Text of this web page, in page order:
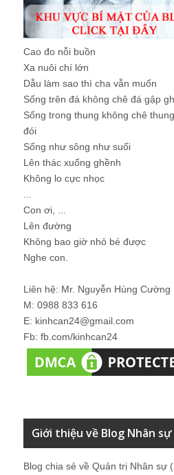
Cao đo nỗi buồn
Xa nuôi chí lớn
Dẫu làm sao thì cha vẫn muốn
Sống trên đá không chê đá gập
Sống trong thung không chê
đói
Sống như sông như suối
Lên thác xuống ghềnh
Không lo cực nhọc
Con ơi, ...
Lên đường
Không bao giờ nhỏ bé được
Nghe con.
Liên hệ: Mr. Nguyễn Hùng Cường
M: 0988 833 616
E: kinhcan24@gmail.com
Fb: fb.com/kinhcan24
Giới thiệu về Blog Nhân sự
Blog chia sẻ về Quản trị Nhân sự